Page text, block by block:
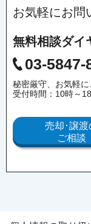
お気軽にお問
無料相談ダイ
03-5847-
秘密厳守、お気軽に
受付時間：10時～
売却･譲渡
ご相談